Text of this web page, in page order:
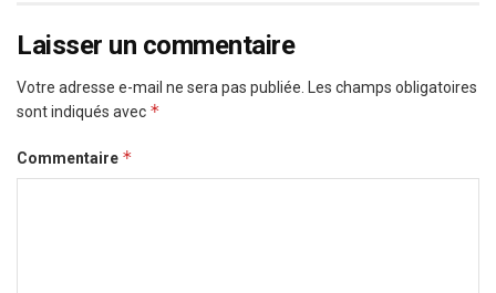
Laisser un commentaire
Votre adresse e-mail ne sera pas publiée. Les champs obligatoires
sont indiqués avec *
Commentaire *